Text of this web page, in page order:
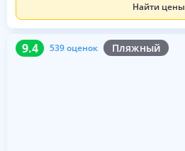
Найти цены
9.4 539 оценок Пляжный
9.4 539 оценок